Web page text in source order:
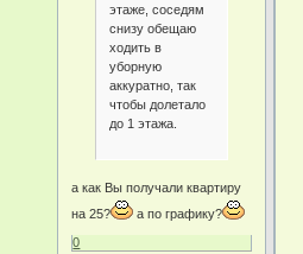
этаже, соседям
снизу обещаю
ходить в
уборную
аккуратно, так
чтобы долетало
до 1 этажа.
а как Вы получали квартиру
на 25?
а по графику?
0